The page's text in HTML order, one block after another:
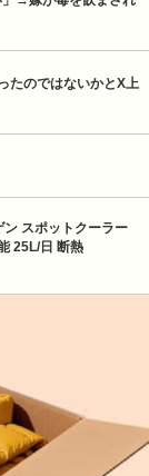
たのではないかとX上
スポットクーラー
25L/日 断熱